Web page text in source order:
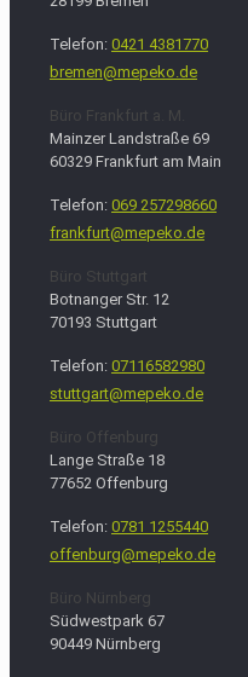
Telefon: 0421 4381770
bremen@mepeko.de
Büro Frankfurt a. M.
Mainzer Landstraße 69
60329 Frankfurt am Main
Telefon: 069 257298660
frankfurt@mepeko.de
Büro Stuttgart
Botnanger Str. 12
70193 Stuttgart
Telefon: 07116582980
stuttgart@mepeko.de
Büro Offenburg
Lange Straße 18
77652 Offenburg
Telefon: 0781 1255440
offenburg@mepeko.de
Büro Nürnberg
Südwestpark 67
90449 Nürnberg